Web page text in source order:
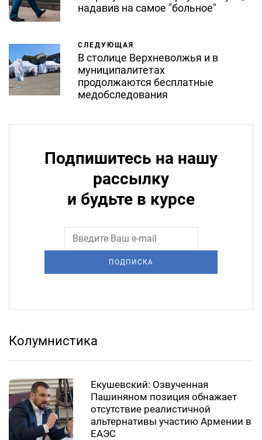
надавив на самое "больное"
СЛЕДУЮЩАЯ
В столице Верхневолжья и в
муниципалитетах
продолжаются бесплатные
медобследования
Подпишитесь на нашу
рассылку
и будьте в курсе
ПОДПИСКА
Колумнистика
Екушевский: Озвученная
Пашиняном позиция обнажает
отсутствие реалистичной
альтернативы участию Армении в
ЕАЭС